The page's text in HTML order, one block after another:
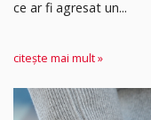
ce ar fi agresat un...
citește mai mult »